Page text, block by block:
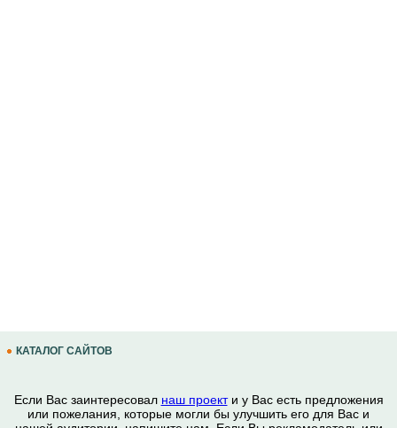
КАТАЛОГ САЙТОВ
Если Вас заинтересовал наш проекти у Вас есть предложения
или пожелания, которые могли бы улучшить его для Вас и